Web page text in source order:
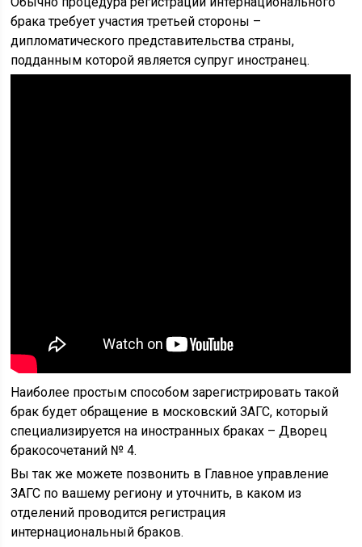
брака требует участия третьей стороны –
дипломатического представительства страны,
подданным которой является супруг иностранец.
Наиболее простым способом зарегистрировать такой
брак будет обращение в московский ЗАГС, который
специализируется на иностранных браках – Дворец
бракосочетаний № 4.
Вы так же можете позвонить в Главное управление
ЗАГС по вашему региону и уточнить, в каком из
отделений проводится регистрация
интернациональный браков.